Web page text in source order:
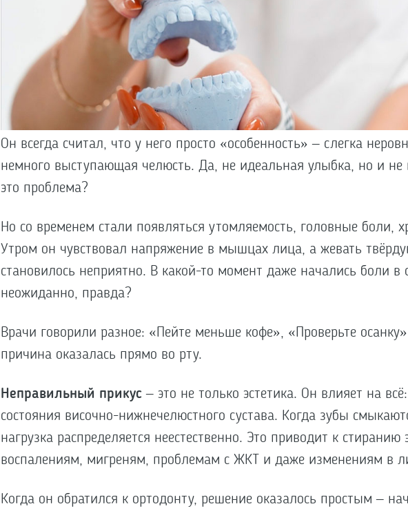
Он всегда считал, что у него просто «особенность» – слегка
немного выступающая челюсть. Да, не идеальная улыбка, но и не
это проблема?
Но со временем стали появляться утомляемость, головные боли,
Утром он чувствовал напряжение в мышцах лица, а жевать
становилось неприятно. В какой-то момент даже начались боли в
неожиданно, правда?
Врачи говорили разное: «Пейте меньше кофе», «Проверьте
причина оказалась прямо во рту.
Неправильный прикус – это не только эстетика. Он влияет на
состояния височно-нижнечелюстного сустава. Когда зубы
нагрузка распределяется неестественно. Это приводит к стиранию
воспалениям, мигреням, проблемам с ЖКТ и даже изменениям в
Когда он обратился к ортодонту, решение оказалось простым –